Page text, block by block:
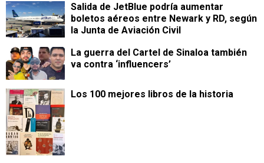
Salida de JetBlue podría aumentar
boletos aéreos entre Newark y RD, según
la Junta de Aviación Civil
La guerra del Cartel de Sinaloa también
va contra ‘influencers’
Los 100 mejores libros de la historia